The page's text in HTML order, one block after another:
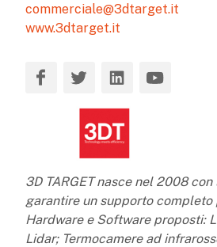
commerciale@3dtarget.it
www.3dtarget.it
3D TARGET nasce nel 2008 con
garantire un supporto
Hardware e Software proposti:
Lidar; Termocamere ad